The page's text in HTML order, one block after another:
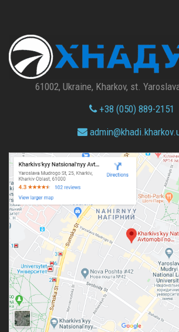
61002, Ukraine, Kharkov, st.
+38 (050) 889-2151
admin@khadi.kharkov.